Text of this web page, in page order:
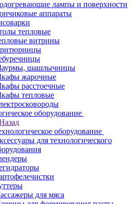
лампы и поверхности
аппараты
тепловые
витрины
шашлычницы
жарочные
расстоечные
тепловые
оборудование
оборудование
для технологического
для мяса